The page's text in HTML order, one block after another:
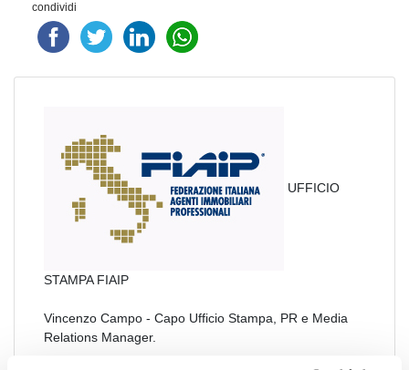
condividi
UFFICIO
STAMPA FIAIP
Vincenzo Campo - Capo Ufficio Stampa, PR e Media
Relations Manager.